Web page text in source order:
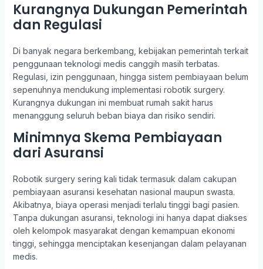
Kurangnya Dukungan Pemerintah
dan Regulasi
Di banyak negara berkembang, kebijakan pemerintah terkait
penggunaan teknologi medis canggih masih terbatas.
Regulasi, izin penggunaan, hingga sistem pembiayaan belum
sepenuhnya mendukung implementasi robotik surgery.
Kurangnya dukungan ini membuat rumah sakit harus
menanggung seluruh beban biaya dan risiko sendiri.
Minimnya Skema Pembiayaan
dari Asuransi
Robotik surgery sering kali tidak termasuk dalam cakupan
pembiayaan asuransi kesehatan nasional maupun swasta.
Akibatnya, biaya operasi menjadi terlalu tinggi bagi pasien.
Tanpa dukungan asuransi, teknologi ini hanya dapat diakses
oleh kelompok masyarakat dengan kemampuan ekonomi
tinggi, sehingga menciptakan kesenjangan dalam pelayanan
medis.